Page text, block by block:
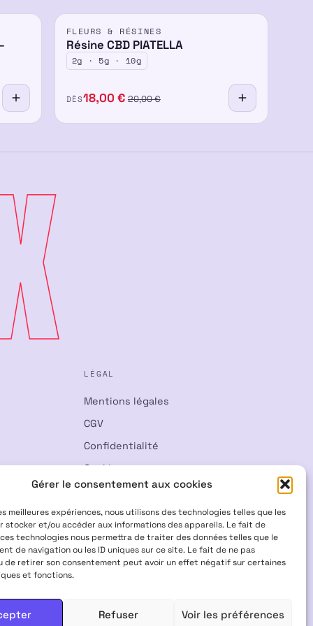
Gérer le consentement aux cookies
meilleures expériences, nous utilisons des technologies telles que les
stocker et/ou accéder aux informations des appareils. Le fait de
technologies nous permettra de traiter des données telles que le
de navigation ou les ID uniques sur ce site. Le fait de ne pas
de retirer son consentement peut avoir un effet négatif sur certaines
et fonctions.
Refuser Voir les préférences
FLEURS & RÉSINES
Résine CBD PIATELLA
2g · 5g · 10g
DÈS18,00 € 20,00€
LÉGAL
Mentions légales
CGV
Confidentialité
Cookies
Rétractation